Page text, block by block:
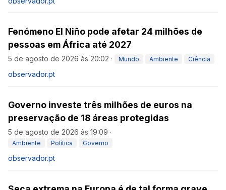
Fenómeno El Niño pode afetar 24 milhões de
pessoas em África até 2027
5 de agosto de 2026 às 20:02 · Mundo Ambiente Ciência
observador.pt
Governo investe três milhões de euros na
preservação de 18 áreas protegidas
5 de agosto de 2026 às 19:09 ·
Ambiente Política Governo
observador.pt